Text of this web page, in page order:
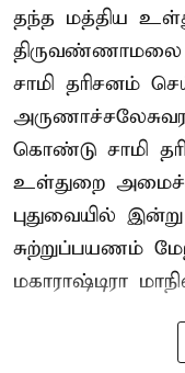
தந்த மத்திய
சாமி தரிசனம்
கொண்டு சாமி
உள்துறை
புதுவையில்
சுற்றுப்பயணம்
மகாராஷ்டிரா